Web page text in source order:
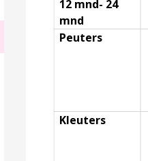
en
factoren
12 mnd- 24
mnd
Peuters
Kleuters